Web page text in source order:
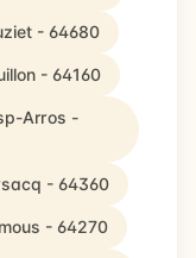
- 64680
- 64160
Arros -
- 64360
- 64270